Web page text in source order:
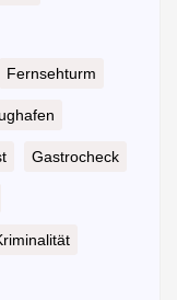
Fernsehturm
Gastrocheck